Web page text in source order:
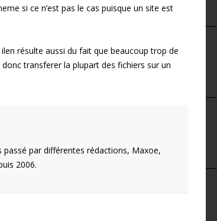
si ce n’est pas le cas puisque un site est
résulte aussi du fait que beaucoup trop de
transferer la plupart des fichiers sur un
par différentes rédactions, Maxoe,
2006.